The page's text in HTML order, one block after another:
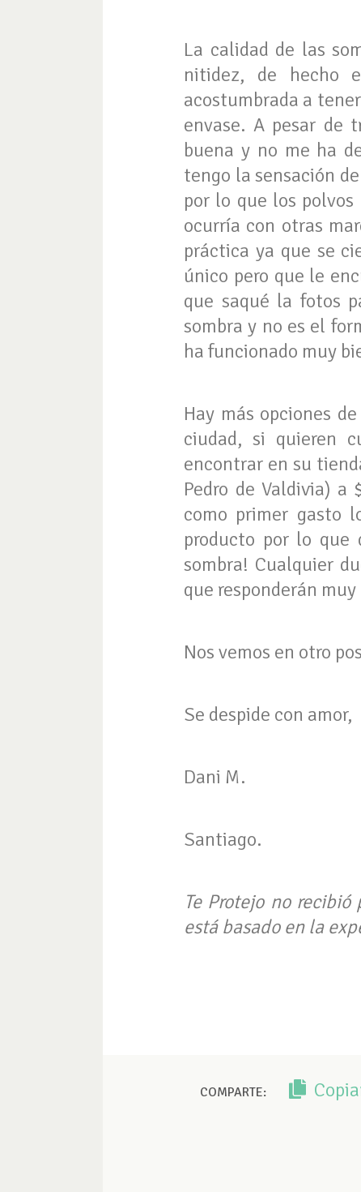
La calidad de las
nitidez, de hecho
acostumbrada a
envase. A pesar de
buena y no me ha
tengo la sensación
por lo que los
ocurría con otras
práctica ya que se
único pero que le
que saqué la fotos
sombra y no es el
ha funcionado muy
Hay más opciones
ciudad, si quieren
encontrar en su
Pedro de Valdivia) a
como primer gasto
producto por lo que
sombra! Cualquier
que responderán
Nos vemos en otro
Se despide con amor,
Dani M.
Santiago.
Te Protejo no
está basado en la
COMPARTE: